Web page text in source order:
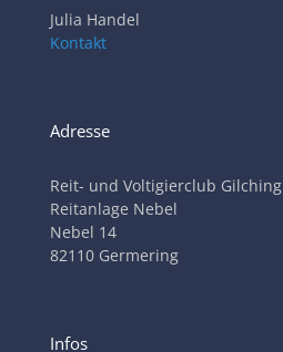
Julia Handel
Kontakt
Adresse
Reit- und Voltigierclub Gilching
Reitanlage Nebel
Nebel 14
82110 Germering
Infos